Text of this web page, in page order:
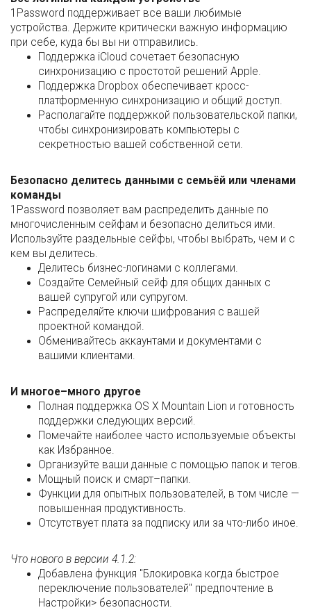
1Password поддерживает все ваши любимые
устройства. Держите критически важную информацию
при себе, куда бы вы ни отправились.
Поддержка iCloud сочетает безопасную
синхронизацию с простотой решений Apple.
Поддержка Dropbox обеспечивает кросс-
платформенную синхронизацию и общий доступ.
Располагайте поддержкой пользовательской папки,
чтобы синхронизировать компьютеры с
секретностью вашей собственной сети.
Безопасно делитесь данными с семьёй или членами
команды
1Password позволяет вам распределить данные по
многочисленным сейфам и безопасно делиться ими.
Используйте раздельные сейфы, чтобы выбрать, чем и с
кем вы делитесь.
Делитесь бизнес-логинами с коллегами.
Создайте Семейный сейф для общих данных с
вашей супругой или супругом.
Распределяйте ключи шифрования с вашей
проектной командой.
Обменивайтесь аккаунтами и документами с
вашими клиентами.
И многое–много другое
Полная поддержка OS X Mountain Lion и готовность
поддержки следующих версий.
Помечайте наиболее часто используемые объекты
как Избранное.
Организуйте ваши данные с помощью папок и тегов.
Мощный поиск и смарт–папки.
Функции для опытных пользователей, в том числе —
повышенная продуктивность.
Отсутствует плата за подписку или за что-либо иное.
Что нового в версии 4.1.2:
Добавлена функция "Блокировка когда быстрое
переключение пользователей" предпочтение в
Настройки> безопасности.